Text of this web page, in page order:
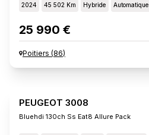
2024 45 502 Km Hybride Automatique
25 990 €
Poitiers (86)
PEUGEOT 3008
Bluehdi 130ch Ss Eat8 Allure Pack